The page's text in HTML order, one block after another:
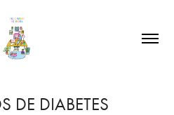
DE DIABETES